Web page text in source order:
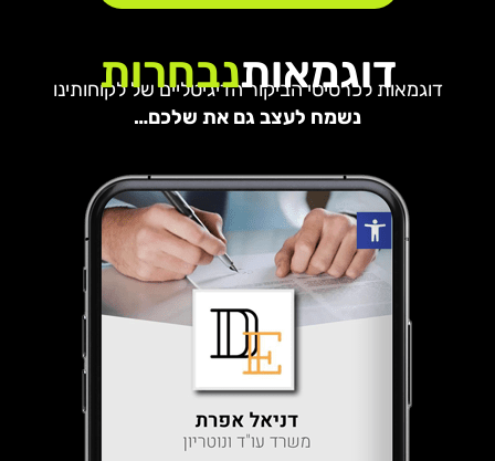
דוגמאותנבחרות
דוגמאות לכרטיסי הביקור הדיגיטליים של לקוחותינו
נשמח לעצב גם את שלכם…